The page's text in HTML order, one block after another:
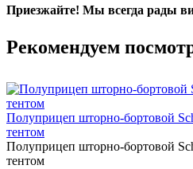
Приезжайте! Мы всегда рады
Рекомендуем
Полуприцеп шторно-бортовой
тентом
Полуприцеп шторно-бортовой
тентом